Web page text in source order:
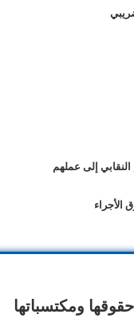
إلى عملهم
ومكتسباتها